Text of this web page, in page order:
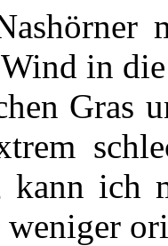
in
Gras
kann ich